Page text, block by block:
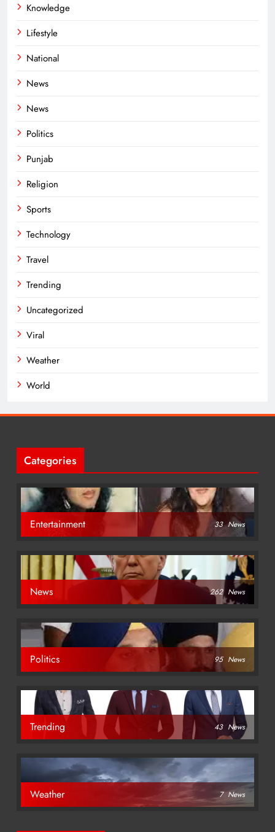
Knowledge
Lifestyle
National
News
News
Politics
Punjab
Religion
Sports
Technology
Travel
Trending
Uncategorized
Viral
Weather
World
Categories
Entertainment 33 News
News 262 News
Politics 95 News
Trending 43 News
Weather 7 News